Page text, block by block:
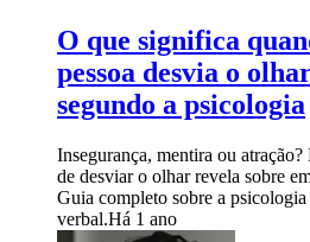
O que significa
pessoa desvia o
segundo a psicologia
Insegurança, mentira ou
de desviar o olhar revela sobre
Guia completo sobre a
verbal.Há 1 ano